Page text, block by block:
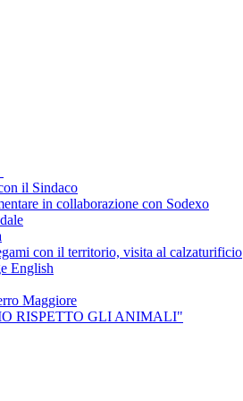
il Sindaco
in collaborazione con Sodexo
con il territorio, visita al calzaturificio
English
Maggiore
RISPETTO GLI ANIMALI"